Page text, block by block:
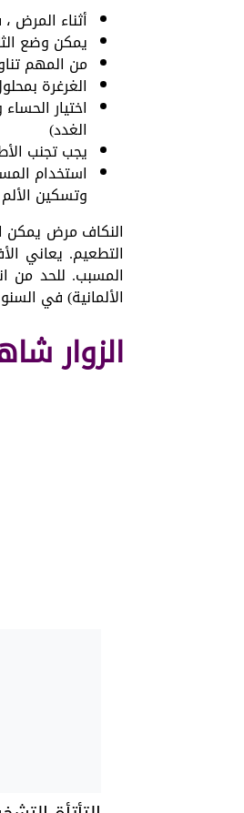
أثناء المرض
يمكن وضع
من المهم
الغرغرة
اختيار
الغدد)
يجب تجنب
استخدام
وتسكين
النكاف مرض يمكن
التطعيم. يعاني
المسبب. للحد من
الألمانية) في
الزوار